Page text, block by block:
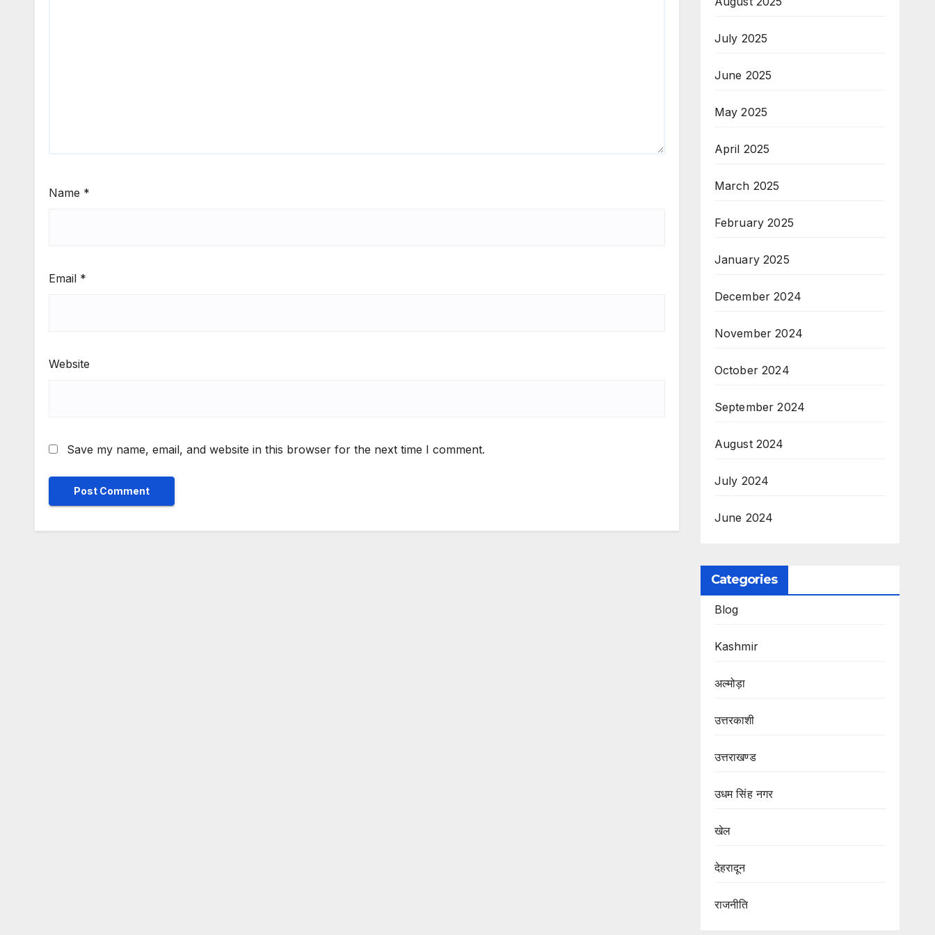
Name *
Email *
Website
Save my name, email, and website in this browser for the next time I comment.
July 2025
June 2025
May 2025
April 2025
March 2025
February 2025
January 2025
December 2024
November 2024
October 2024
September 2024
August 2024
July 2024
June 2024
Categories
Blog
Kashmir
अल्मोड़ा
उत्तरकाशी
उत्तराखण्ड
उधम सिंह नगर
खेल
देहरादून
राजनीति